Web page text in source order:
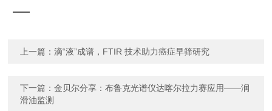
上一篇：滴“液”成谱，FTIR 技术助力癌症早筛研究
下一篇：金贝尔分享：布鲁克光谱仪达喀尔拉力赛应用——润
滑油监测